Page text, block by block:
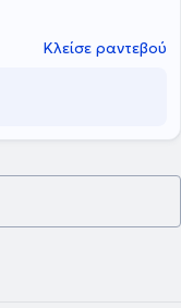
Κλείσε ραντεβού